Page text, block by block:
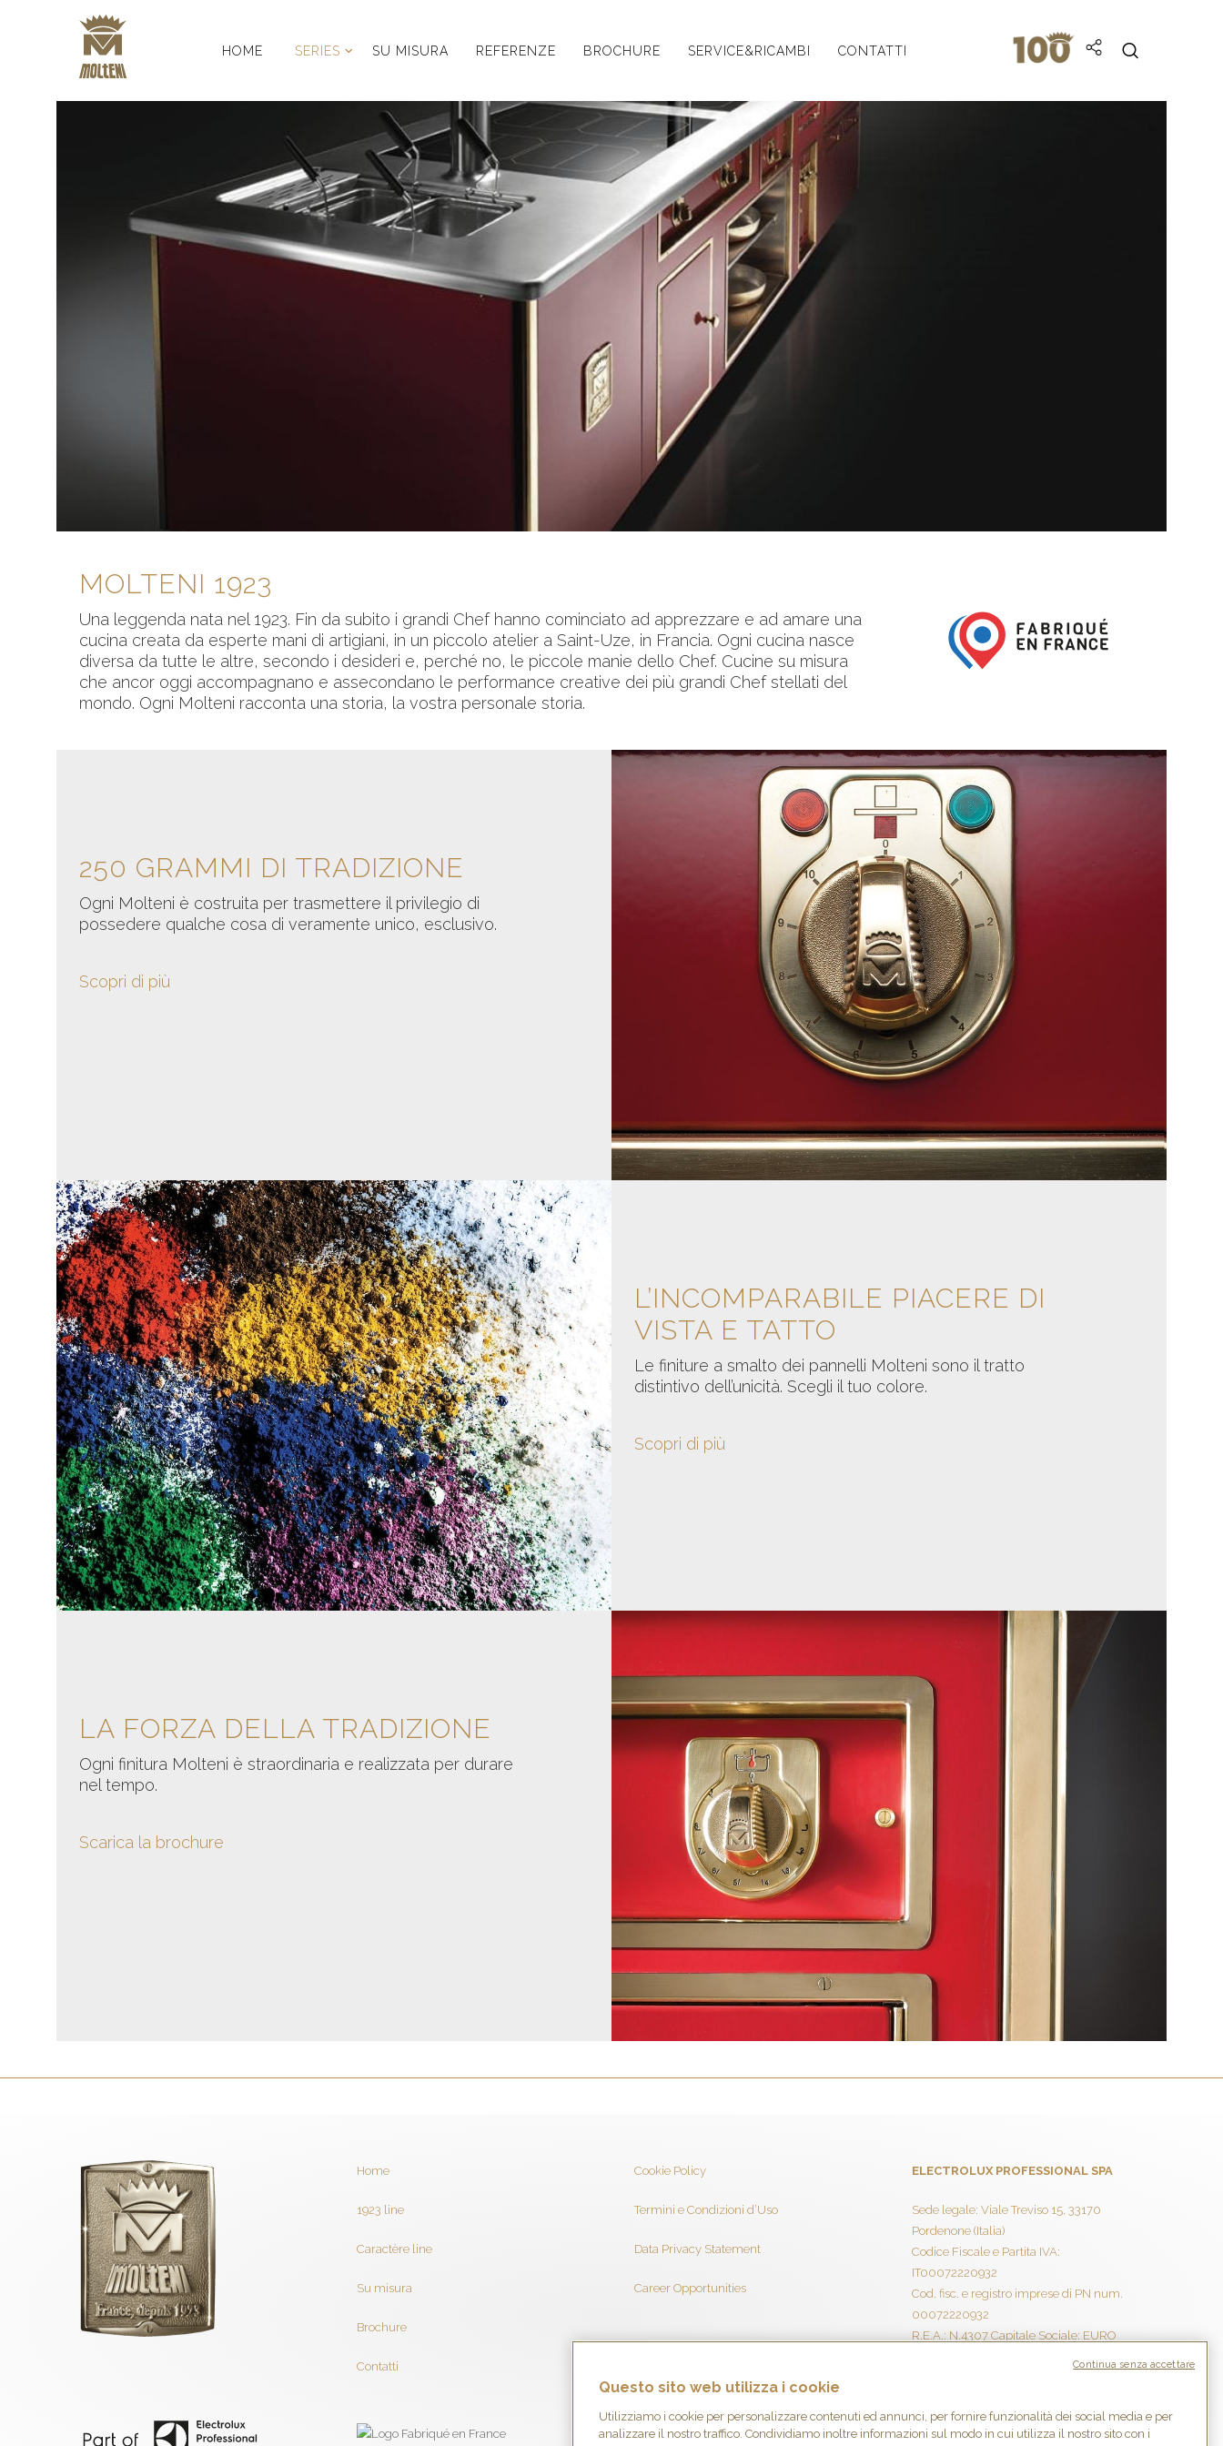
HOME SERIES SU MISURA REFERENZE BROCHURE SERVICE&RICAMBI CONTATTI
MOLTENI 1923
Una leggenda nata nel 1923. Fin da subito i grandi Chef hanno cominciato ad apprezzare e ad amare una
cucina creata da esperte mani di artigiani, in un piccolo atelier a Saint-Uze, in Francia. Ogni cucina nasce
diversa da tutte le altre, secondo i desideri e, perché no, le piccole manie dello Chef. Cucine su misura
che ancor oggi accompagnano e assecondano le performance creative dei più grandi Chef stellati del
mondo. Ogni Molteni racconta una storia, la vostra personale storia.
250 GRAMMI DI TRADIZIONE
Ogni Molteni è costruita per trasmettere il privilegio di
possedere qualche cosa di veramente unico, esclusivo.
Scopri di più
L’INCOMPARABILE PIACERE DI
VISTA E TATTO
Le finiture a smalto dei pannelli Molteni sono il tratto
distintivo dell’unicità. Scegli il tuo colore.
Scopri di più
LA FORZA DELLA TRADIZIONE
Ogni finitura Molteni è straordinaria e realizzata per durare
nel tempo.
Scarica la brochure
Home
1923 line
Caractère line
Su misura
Brochure
Contatti
Cookie Policy
Termini e Condizioni d’Uso
Data Privacy Statement
Career Opportunities
ELECTROLUX PROFESSIONAL SPA
Sede legale: Viale Treviso 15, 33170
Pordenone (Italia)
Codice Fiscale e Partita IVA:
IT00072220932
Cod. fisc. e registro imprese di PN num.
00072220932
R.E.A.: N.4307 Capitale Sociale: EURO
Questo sito web utilizza i cookie
Utilizziamo i cookie per personalizzare contenuti ed annunci, per fornire funzionalità dei social media e per
analizzare il nostro traffico. Condividiamo inoltre informazioni sul modo in cui utilizza il nostro sito con i
Continua senza accettare